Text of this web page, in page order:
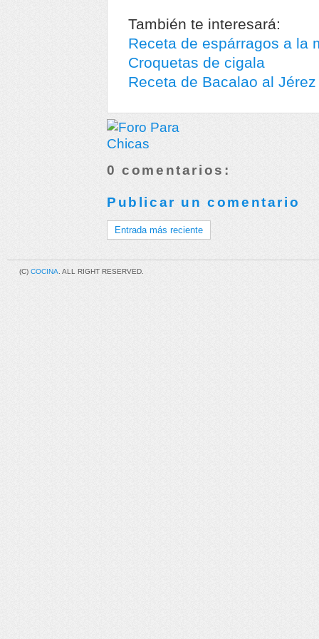
También te interesará:
Receta de espárragos a la
Croquetas de cigala
Receta de Bacalao al Jérez
0 comentarios:
Publicar un comentario
Entrada más reciente
(C) COCINA . ALL RIGHT RESERVED.